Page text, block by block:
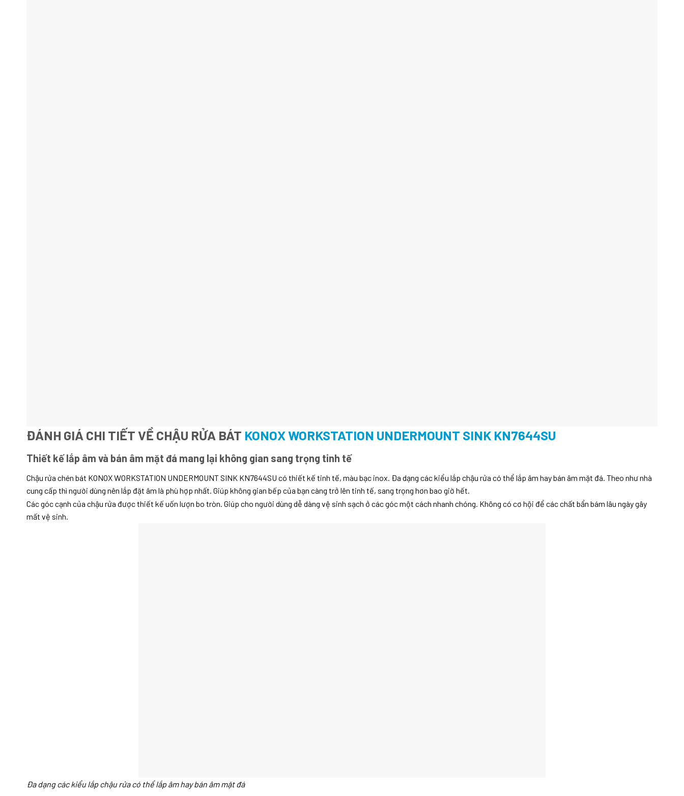
ĐÁNH GIÁ CHI TIẾT VỀ CHẬU RỬA BÁT KONOX WORKSTATION UNDERMOUNT SINK KN7644SU
Thiết kế lắp âm và bán âm mặt đá mang lại không gian sang trọng tinh tế
Chậu rửa chén bát KONOX WORKSTATION UNDERMOUNT SINK KN7644SU có thiết kế tinh tế, màu bạc inox. Đa dạng các kiểu lắp chậu rửa có thể lắp âm hay bán âm mặt đá. Theo như nhà
cung cấp thì người dùng nên lắp đặt âm là phù hợp nhất. Giúp không gian bếp của bạn càng trở lên tinh tế, sang trọng hơn bao giờ hết.
Các góc cạnh của chậu rửa được thiết kế uốn lượn bo tròn. Giúp cho người dùng dễ dàng vệ sinh sạch ở các góc một cách nhanh chóng. Không có cơ hội để các chất bẩn bám lâu ngày gây
mất vệ sinh.
Đa dạng các kiểu lắp chậu rửa có thể lắp âm hay bán âm mặt đá